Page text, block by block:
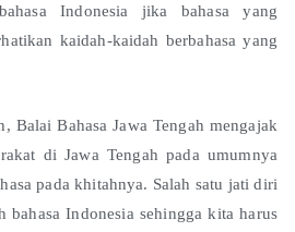
Indonesia jika bahasa yang
kaidah-kaidah berbahasa yang
Balai Bahasa Jawa Tengah mengajak
di Jawa Tengah pada umumnya
pada khitahnya. Salah satu jati diri
bahasa Indonesia sehingga kita harus